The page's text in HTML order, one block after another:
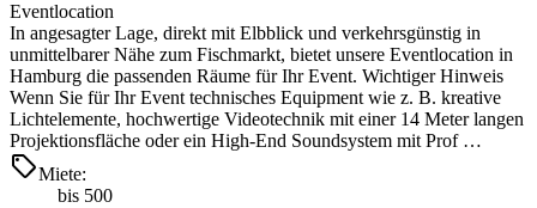
Eventlocation
In angesagter Lage, direkt mit Elbblick und verkehrsgünstig in
unmittelbarer Nähe zum Fischmarkt, bietet unsere Eventlocation in
Hamburg die passenden Räume für Ihr Event. Wichtiger Hinweis
Wenn Sie für Ihr Event technisches Equipment wie z. B. kreative
Lichtelemente, hochwertige Videotechnik mit einer 14 Meter langen
Projektionsfläche oder ein High-End Soundsystem mit Prof …
Miete:
bis 500